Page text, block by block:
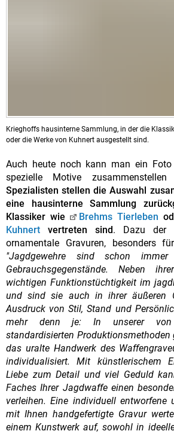
Krieghoffs hausinterne Sammlung, in der die
oder die Werke von Kuhnert ausgestellt sind.
Auch heute noch kann man ein
spezielle Motive
Spezialisten stellen die Auswahl
eine hausinterne Sammlung
Klassiker wie
Brehms Tierleben
Kuhnert vertreten sind. Dazu der
ornamentale Gravuren, besonders
"Jagdgewehre sind schon
Gebrauchsgegenstände. Neben
wichtigen Funktionstüchtigkeit im
und sind sie auch in ihrer äußeren
Ausdruck von Stil, Stand und
mehr denn je: In unserer von
standardisierten Produktionsmethoden
das uralte Handwerk des
individualisiert. Mit künstlerischem
Liebe zum Detail und viel Geduld
Faches Ihrer Jagdwaffe einen
verleihen. Eine individuell entworfene
mit Ihnen handgefertigte Gravur
einem Kunstwerk auf, sowohl in